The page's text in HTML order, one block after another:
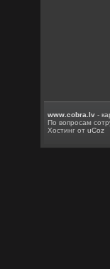
www.cobra.lv -
По вопросам
Хостинг отuCoz